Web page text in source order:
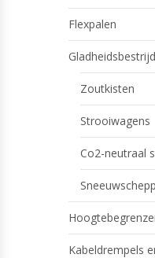
Flexpalen
Zoutkisten
Strooiwagens
Co2-neutraal
Kabeldrempels